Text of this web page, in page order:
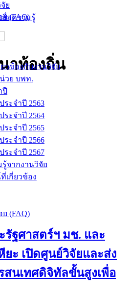
ย
อความรู้
วข้องกับงานวิจัย
วย บพท.
ปี
ระจำปี 2563
ระจำปี 2564
ระจำปี 2565
ระจำปี 2566
ระจำปี 2567
จากงานวิจัย
เกี่ยวข้อง
(FAQ)
(FAQ)
าท้องถิ่น
ฐศาสตร์ฯ มช. และ
ยะ เปิดศูนย์วิจัยและส่ง
สนเทศดิจิทัลขั้นสูงเพื่อ